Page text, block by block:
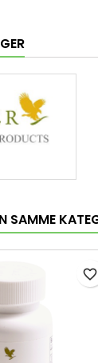
SAMME
favorite_border